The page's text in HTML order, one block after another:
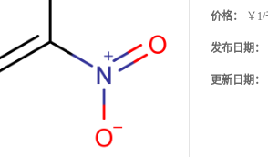
价格： ￥
发布日期：
更新日期：